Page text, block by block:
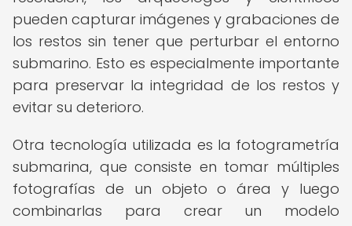
pueden capturar imágenes y grabaciones de
los restos sin tener que perturbar el entorno
submarino. Esto es especialmente importante
para preservar la integridad de los restos y
evitar su deterioro.
Otra tecnología utilizada es la fotogrametría
submarina, que consiste en tomar múltiples
fotografías de un objeto o área y luego
combinarlas para crear un modelo